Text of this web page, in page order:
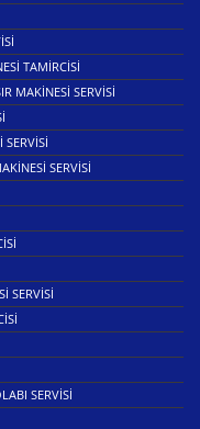
TAMIRCISI
MAKINESI SERVISI
SERVISI
SERVISI
SERVISI